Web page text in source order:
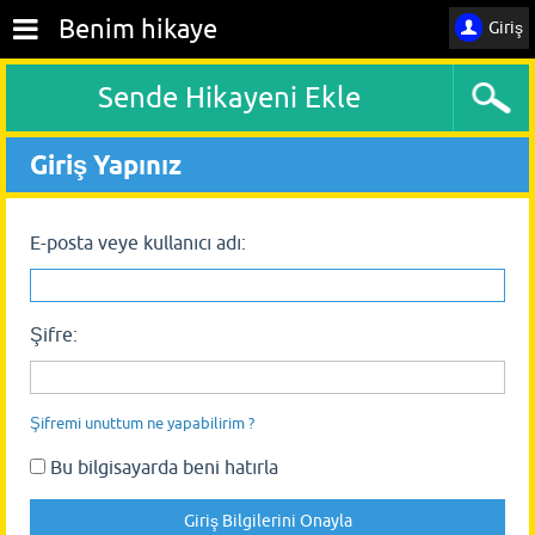
Giriş
Benim hikaye
Sende Hikayeni Ekle
Giriş Yapınız
E-posta veye kullanıcı adı:
Şifre:
Şifremi unuttum ne yapabilirim ?
Bu bilgisayarda beni hatırla